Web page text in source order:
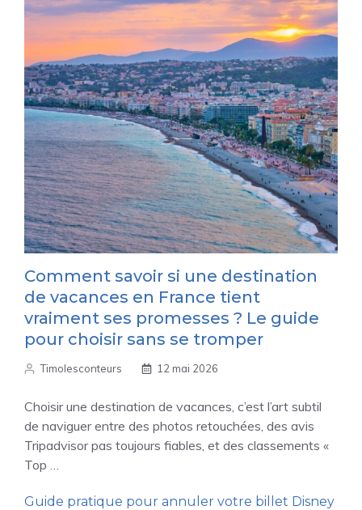
Comment savoir si une destination
de vacances en France tient
vraiment ses promesses ? Le guide
pour choisir sans se tromper
Timolesconteurs 12 mai 2026
Choisir une destination de vacances, c’est l’art subtil
de naviguer entre des photos retouchées, des avis
Tripadvisor pas toujours fiables, et des classements «
Top …
Guide pratique pour annuler votre billet Disney